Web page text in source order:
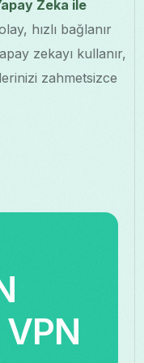
Zeka ile
hızlı bağlanır
zekayı kullanır,
zahmetsizce